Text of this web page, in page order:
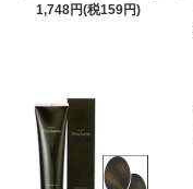
1,748円(税159円)